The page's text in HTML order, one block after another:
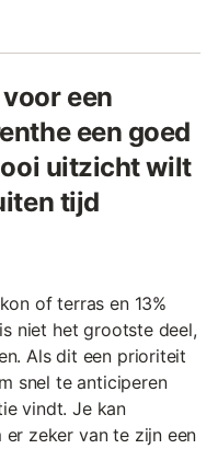
een
een goed
uitzicht wilt
tijd
of terras en 13%
niet het grootste deel,
Als dit een prioriteit
snel te anticiperen
vindt. Je kan
zeker van te zijn een